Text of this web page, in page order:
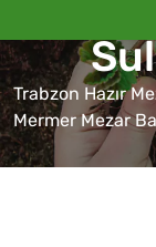
Trabzon Hazır
Mermer Mezar